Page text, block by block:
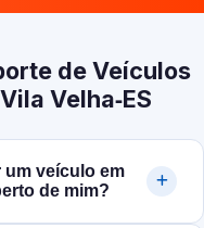
de Veículos
Velha‑ES
um veículo em
de mim?